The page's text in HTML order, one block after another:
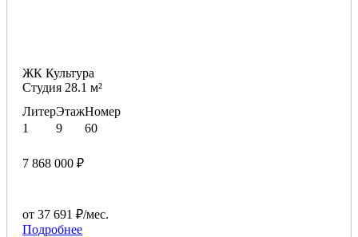
ЖК Культура
Студия 28.1 м²
Литер
1
Этаж
9
Номер
60
7 868 000 ₽
от 37 691 ₽/мес.
Подробнее